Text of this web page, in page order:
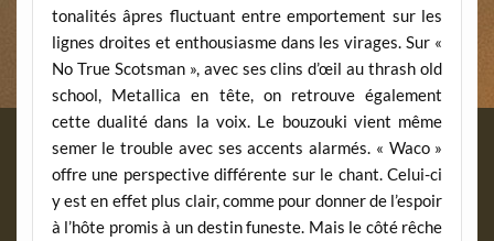
tonalités âpres fluctuant entre emportement sur les
lignes droites et enthousiasme dans les virages. Sur «
No True Scotsman », avec ses clins d’œil au thrash old
school, Metallica en tête, on retrouve également
cette dualité dans la voix. Le bouzouki vient même
semer le trouble avec ses accents alarmés. « Waco »
offre une perspective différente sur le chant. Celui-ci
y est en effet plus clair, comme pour donner de l’espoir
à l’hôte promis à un destin funeste. Mais le côté rêche